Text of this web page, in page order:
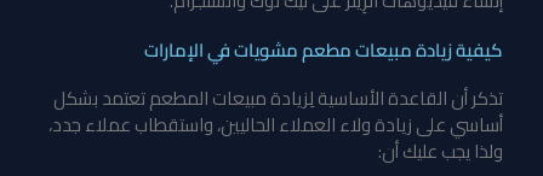
كيفية زيادة مبيعات مطعم مشويات في الإمارات
تذكر أن القاعدة الأساسية لِزيادة مبيعات المطعم تعتمد بشكل
أساسي على زيادة ولاء العملاء الحاليين، واستقطاب عملاء جدد،
ولذا يجب عليك أن: